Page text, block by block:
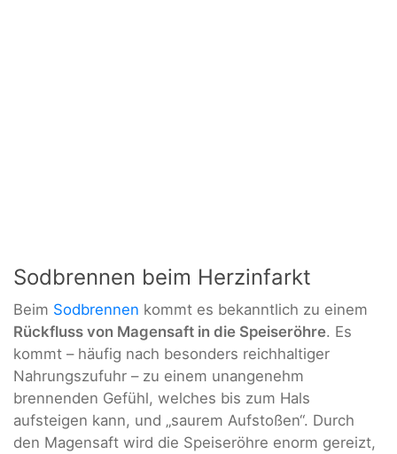
Sodbrennen beim Herzinfarkt
Beim Sodbrennen kommt es bekanntlich zu einem
Rückfluss von Magensaft in die Speiseröhre. Es
kommt – häufig nach besonders reichhaltiger
Nahrungszufuhr – zu einem unangenehm
brennenden Gefühl, welches bis zum Hals
aufsteigen kann, und „saurem Aufstoßen“. Durch
den Magensaft wird die Speiseröhre enorm gereizt,